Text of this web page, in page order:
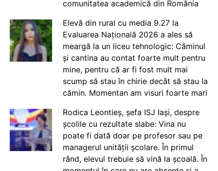
comunitatea academică din România
Elevă din rural cu media 9.27 la
Evaluarea Națională 2026 a ales să
meargă la un liceu tehnologic: Căminul
și cantina au contat foarte mult pentru
mine, pentru că ar fi fost mult mai
scump să stau în chirie decât să stau la
cămin. Momentan am visuri foarte mari
Rodica Leontieș, șefa ISJ Iași, despre
școlile cu rezultate slabe: Vina nu
poate fi dată doar pe profesor sau pe
managerul unității școlare. În primul
rând, elevul trebuie să vină la școală. În